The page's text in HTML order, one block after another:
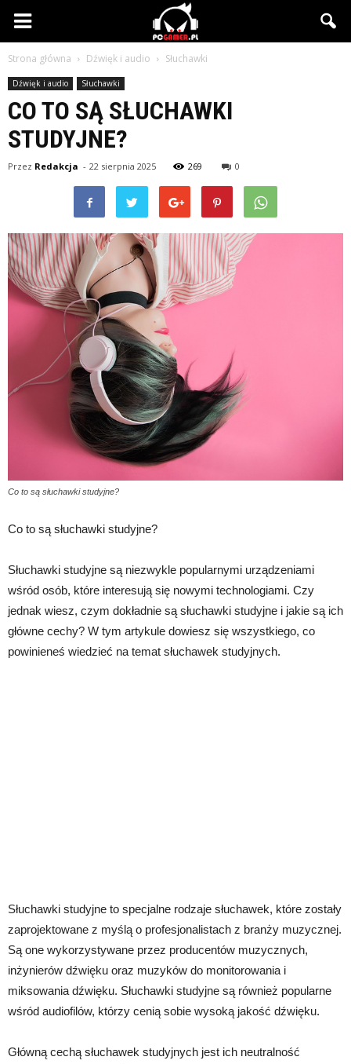
PCgamer.pl
Strona główna Dźwięk i audio Słuchawki
Dźwięk i audio Słuchawki
CO TO SĄ SŁUCHAWKI
STUDYJNE?
Przez Redakcja - 22 sierpnia 2025 269 0
Co to są słuchawki studyjne?
Co to są słuchawki studyjne?
Słuchawki studyjne są niezwykle popularnymi urządzeniami
wśród osób, które interesują się nowymi technologiami. Czy
jednak wiesz, czym dokładnie są słuchawki studyjne i jakie są ich
główne cechy? W tym artykule dowiesz się wszystkiego, co
powinieneś wiedzieć na temat słuchawek studyjnych.
Słuchawki studyjne to specjalne rodzaje słuchawek, które zostały
zaprojektowane z myślą o profesjonalistach z branży muzycznej.
Są one wykorzystywane przez producentów muzycznych,
inżynierów dźwięku oraz muzyków do monitorowania i
miksowania dźwięku. Słuchawki studyjne są również popularne
wśród audiofilów, którzy cenią sobie wysoką jakość dźwięku.
Główną cechą słuchawek studyjnych jest ich neutralność